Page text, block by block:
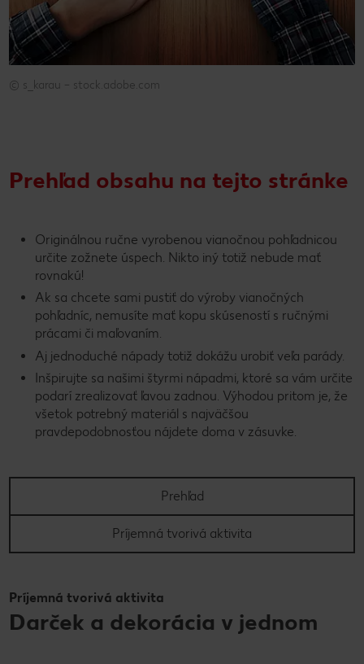
© s_karau – stock.adobe.com
© s_karau – stock.adobe.com
Prehľad obsahu na tejto stránke
Originálnou ručne vyrobenou vianočnou pohľadnicou
určite zožnete úspech. Nikto iný totiž nebude mať
rovnakú!
Ak sa chcete sami pustiť do výroby vianočných
pohľadníc, nemusíte mať kopu skúseností s ručnými
prácami či maľovaním.
Aj jednoduché nápady totiž dokážu urobiť veľa parády.
Inšpirujte sa našimi štyrmi nápadmi, ktoré sa vám určite
podarí zrealizovať ľavou zadnou. Výhodou pritom je, že
všetok potrebný materiál s najväčšou
pravdepodobnosťou nájdete doma v zásuvke.
Prehľad
Príjemná tvorivá aktivita
Príjemná tvorivá aktivita
Darček a dekorácia v jednom